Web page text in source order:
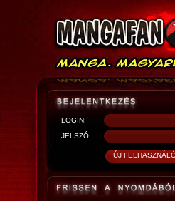
LOGIN:
JELSZÓ: